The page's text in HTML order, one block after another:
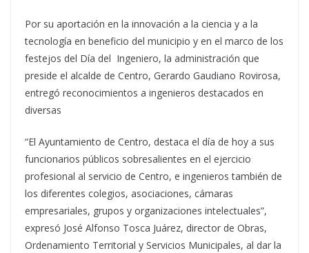
Por su aportación en la innovación a la ciencia y a la
tecnología en beneficio del municipio y en el marco de los
festejos del Día del Ingeniero, la administración que
preside el alcalde de Centro, Gerardo Gaudiano Rovirosa,
entregó reconocimientos a ingenieros destacados en
diversas
“El Ayuntamiento de Centro, destaca el día de hoy a sus
funcionarios públicos sobresalientes en el ejercicio
profesional al servicio de Centro, e ingenieros también de
los diferentes colegios, asociaciones, cámaras
empresariales, grupos y organizaciones intelectuales”,
expresó José Alfonso Tosca Juárez, director de Obras,
Ordenamiento Territorial y Servicios Municipales, al dar la